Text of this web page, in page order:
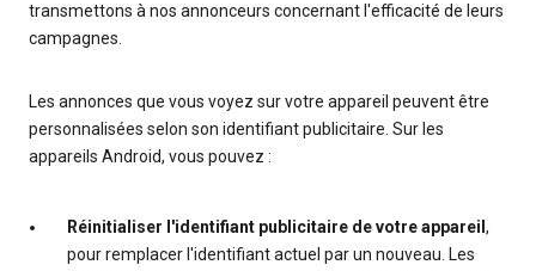
transmettons à nos annonceurs concernant l'efficacité de leurs
campagnes.
Les annonces que vous voyez sur votre appareil peuvent être
personnalisées selon son identifiant publicitaire. Sur les
appareils Android, vous pouvez :
Réinitialiser l'identifiant publicitaire de votre appareil ,
pour remplacer l'identifiant actuel par un nouveau. Les